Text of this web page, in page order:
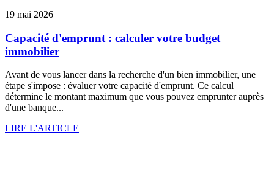
19 mai 2026
Capacité d'emprunt : calculer votre budget
immobilier
Avant de vous lancer dans la recherche d'un bien immobilier, une
étape s'impose : évaluer votre capacité d'emprunt. Ce calcul
détermine le montant maximum que vous pouvez emprunter auprès
d'une banque...
LIRE L'ARTICLE